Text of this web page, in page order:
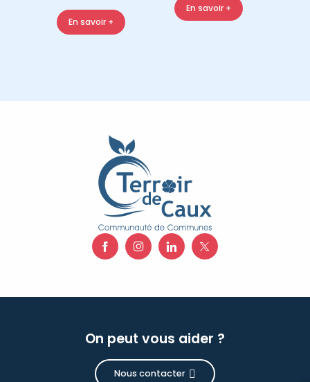
En savoir +
En savoir +
On peut vous aider ?
Nous contacter